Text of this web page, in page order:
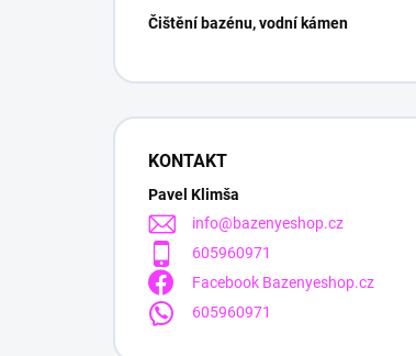
Čištění bazénu, vodní kámen
KONTAKT
Pavel Klimša
info@bazenyeshop.cz
605960971
Facebook Bazenyeshop.cz
605960971